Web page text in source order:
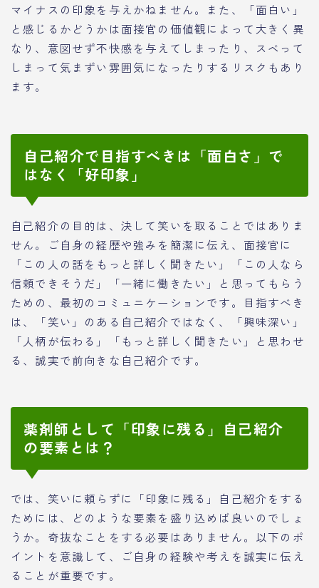
マイナスの印象を与えかねません。また、「面白い」
と感じるかどうかは面接官の価値観によって大きく異
なり、意図せず不快感を与えてしまったり、スベって
しまって気まずい雰囲気になったりするリスクもあり
ます。
自己紹介で目指すべきは「面白さ」で
はなく「好印象」
自己紹介の目的は、決して笑いを取ることではありま
せん。ご自身の経歴や強みを簡潔に伝え、面接官に
「この人の話をもっと詳しく聞きたい」「この人なら
信頼できそうだ」「一緒に働きたい」と思ってもらう
ための、最初のコミュニケーションです。目指すべき
は、「笑い」のある自己紹介ではなく、「興味深い」
「人柄が伝わる」「もっと詳しく聞きたい」と思わせ
る、誠実で前向きな自己紹介です。
薬剤師として「印象に残る」自己紹介
の要素とは？
では、笑いに頼らずに「印象に残る」自己紹介をする
ためには、どのような要素を盛り込めば良いのでしょ
うか。奇抜なことをする必要はありません。以下のポ
イントを意識して、ご自身の経験や考えを誠実に伝え
ることが重要です。